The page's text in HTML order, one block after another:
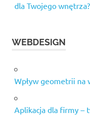
dla Twojego wnętrza?
WEBDESIGN
Wpływ geometrii na
Aplikacja dla firmy –